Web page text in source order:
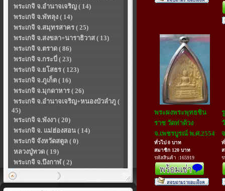
พระเกจิ จ.อำนาจเจริญ ( 14)
พระเกจิ จ.พัทลุง ( 14)
พระเกจิ จ.สมุทรสาคร ( 25)
พระเกจิ จ.สงขลา+นาราธิวาส ( 13)
พระเกจิ จ.ตราด ( 86)
พระเกจิ จ.กระบี่ ( 23)
พระเกจิ จ.ยโสธร ( 123)
พระเกจิ จ.ภูเก็ต ( 16)
พระเกจิ จ.มุกดาหาร ( 26)
พระเกจิ จ.อำนาจเจริญ+หนองบัวลำภู (
45)
พระเกจิ จ.พังงา ( 20)
พระเกจิ จ. แม่ฮ่องสอน ( 14)
พระเกจิ จังหวัดสตูล ( 0)
หลวงปู่ทวด ( 19)
พระเกจิ จ.บึงกาฬ ( 2)
พระผงพระพุทธชิน
ราช วัดท่าด้วง
จ.เพชรบูรณ์ พ.ศ.2554
ทั่วไป 0 บาท
สมาชิก 120 บาท
รหัสสินค้า :165919